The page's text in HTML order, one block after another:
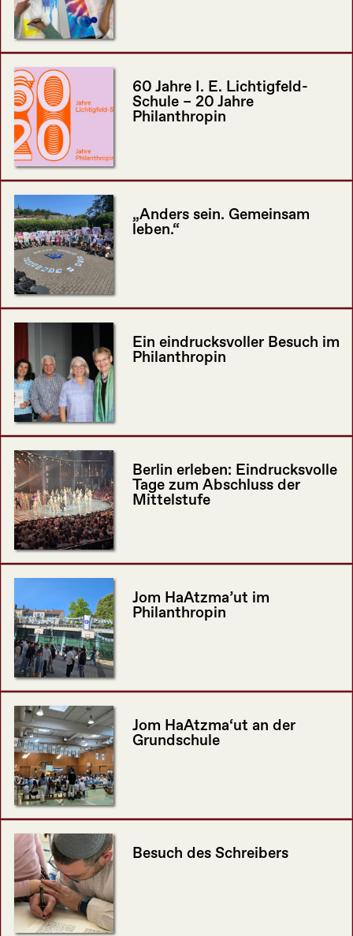
60 Jahre I. E. Lichtigfeld-
Schule – 20 Jahre
Philanthropin
„Anders sein. Gemeinsam
leben.“
Ein eindrucksvoller Besuch im
Philanthropin
Berlin erleben: Eindrucksvolle
Tage zum Abschluss der
Mittelstufe
Jom HaAtzma’ut im
Philanthropin
Jom HaAtzma‘ut an der
Grundschule
Besuch des Schreibers